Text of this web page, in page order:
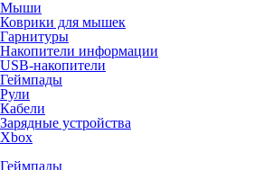
Мыши
Коврики для мышек
Гарнитуры
Накопители информации
USB-накопители
Геймпады
Рули
Кабели
Зарядные устройства
Xbox
Геймпады